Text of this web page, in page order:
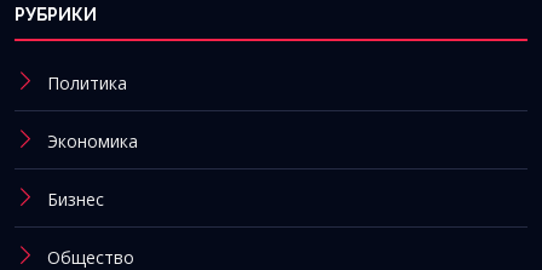
РУБРИКИ
Политика
Экономика
Бизнес
Общество